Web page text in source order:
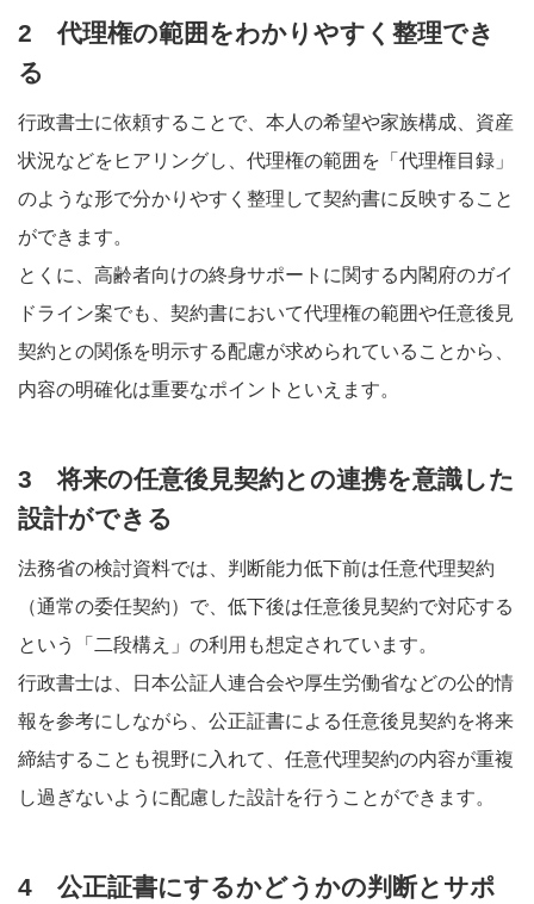
2 代理権の範囲をわかりやすく整理でき
る
行政書士に依頼することで、本人の希望や家族構成、資産
状況などをヒアリングし、代理権の範囲を「代理権目録」
のような形で分かりやすく整理して契約書に反映すること
ができます。
とくに、高齢者向けの終身サポートに関する内閣府のガイ
ドライン案でも、契約書において代理権の範囲や任意後見
契約との関係を明示する配慮が求められていることから、
内容の明確化は重要なポイントといえます。
3 将来の任意後見契約との連携を意識した
設計ができる
法務省の検討資料では、判断能力低下前は任意代理契約
（通常の委任契約）で、低下後は任意後見契約で対応する
という「二段構え」の利用も想定されています。
行政書士は、日本公証人連合会や厚生労働省などの公的情
報を参考にしながら、公正証書による任意後見契約を将来
締結することも視野に入れて、任意代理契約の内容が重複
し過ぎないように配慮した設計を行うことができます。
4 公正証書にするかどうかの判断とサポ